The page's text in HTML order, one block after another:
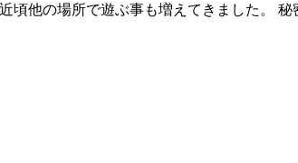
頃他の場所で遊ぶ事も増えてきました。